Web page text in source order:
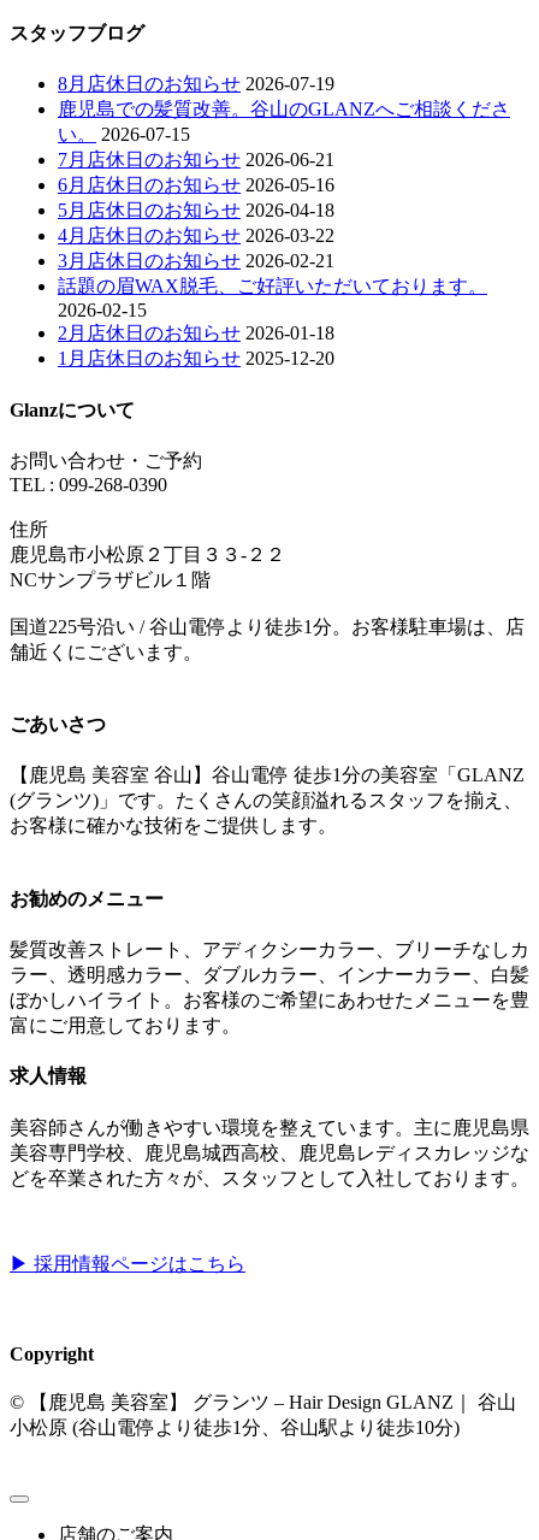
スタッフブログ
8月店休日のお知らせ 2026-07-19
鹿児島での髪質改善。谷山のGLANZへご相談くださ
い。
2026-07-15
7月店休日のお知らせ 2026-06-21
6月店休日のお知らせ 2026-05-16
5月店休日のお知らせ 2026-04-18
4月店休日のお知らせ 2026-03-22
3月店休日のお知らせ 2026-02-21
話題の眉WAX脱毛、ご好評いただいております。
2026-02-15
2月店休日のお知らせ 2026-01-18
1月店休日のお知らせ 2025-12-20
Glanzについて
お問い合わせ・ご予約
TEL : 099-268-0390
住所
鹿児島市小松原２丁目３３-２２
NCサンプラザビル１階
国道225号沿い / 谷山電停より徒歩1分。お客様駐車場は、店
舗近くにございます。
ごあいさつ
【鹿児島 美容室 谷山】谷山電停 徒歩1分の美容室「GLANZ
(グランツ)」です。たくさんの笑顔溢れるスタッフを揃え、
お客様に確かな技術をご提供します。
お勧めのメニュー
髪質改善ストレート、アディクシーカラー、ブリーチなしカ
ラー、透明感カラー、ダブルカラー、インナーカラー、白髪
ぼかしハイライト。お客様のご希望にあわせたメニューを豊
富にご用意しております。
求人情報
美容師さんが働きやすい環境を整えています。主に鹿児島県
美容専門学校、鹿児島城西高校、鹿児島レディスカレッジな
どを卒業された方々が、スタッフとして入社しております。
▶︎ 採用情報ページはこちら
Copyright
© 【鹿児島 美容室】 グランツ – Hair Design GLANZ｜ 谷山
小松原 (谷山電停より徒歩1分、谷山駅より徒歩10分)
店舗のご案内